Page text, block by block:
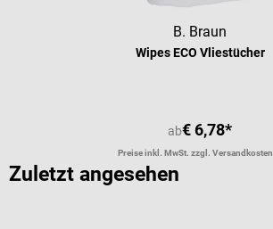
B. Braun
Wipes ECO Vliestücher
ab€ 6,78*
Preise inkl. MwSt. zzgl. Versandkosten
Zuletzt angesehen